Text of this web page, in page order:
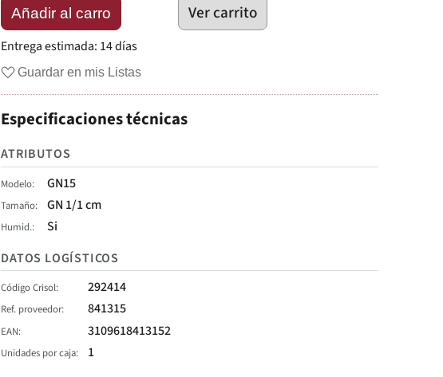
Añadir al carro Ver carrito
Entrega estimada: 14 días
Guardar en mis Listas
Especificaciones técnicas
ATRIBUTOS
Modelo GN15
Tamaño GN 1/1 cm
Humid.
Si
DATOS LOGÍSTICOS
Código Crisol 292414
Ref. proveedor 841315
EAN 3109618413152
Unidades por caja 1